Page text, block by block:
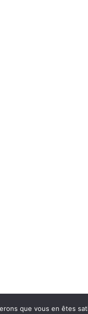
que vous en êtes